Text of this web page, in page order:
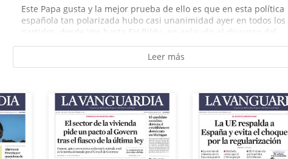
Este Papa gusta y la mejor prueba de ello es que en esta política
española tan polarizada hubo casi unanimidad ayer en todos los
partidos, desde Vox hasta EH Bildu, en aplaudir el discurso del...
Leer más